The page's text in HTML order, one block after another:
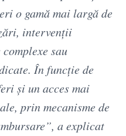
o gamă mai largă de
intervenții
sau
În funcție de
și un acces mai
prin mecanisme de
a explicat